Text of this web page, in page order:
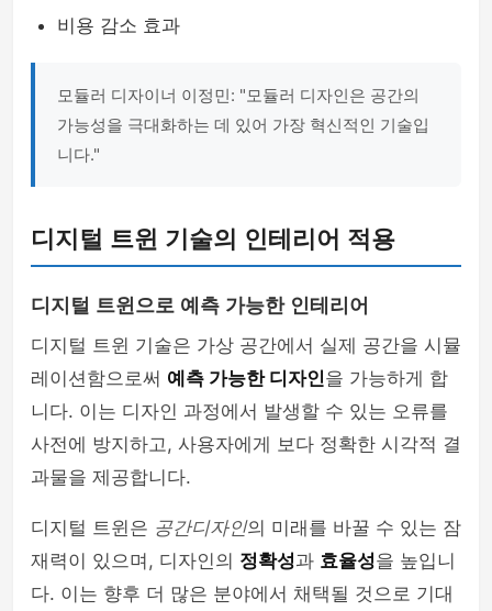
비용 감소 효과
모듈러 디자이너 이정민: "모듈러 디자인은 공간의
가능성을 극대화하는 데 있어 가장 혁신적인 기술입
니다."
디지털 트윈 기술의 인테리어 적용
디지털 트윈으로 예측 가능한 인테리어
디지털 트윈 기술은 가상 공간에서 실제 공간을 시뮬
레이션함으로써 예측 가능한 디자인을 가능하게 합
니다. 이는 디자인 과정에서 발생할 수 있는 오류를
사전에 방지하고, 사용자에게 보다 정확한 시각적 결
과물을 제공합니다.
디지털 트윈은 공간디자인의 미래를 바꿀 수 있는 잠
재력이 있으며, 디자인의 정확성과 효율성을 높입니
다. 이는 향후 더 많은 분야에서 채택될 것으로 기대